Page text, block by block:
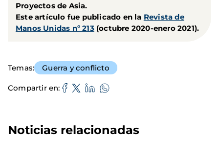
Proyectos de Asia.
Este artículo fue publicado en la Revista de
Manos Unidas nº 213(octubre 2020-enero 2021).
Temas Guerra y conflicto
Compartir en
Noticias relacionadas